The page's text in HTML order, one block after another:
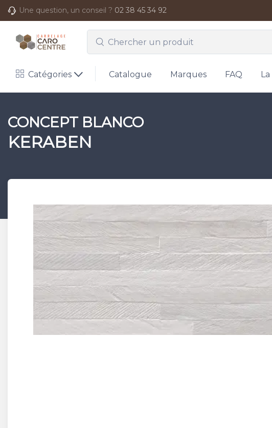
Une question, un conseil ? 02 38 45 34 92
Catégories Catalogue Marques FAQ
CONCEPT BLANCO
KERABEN